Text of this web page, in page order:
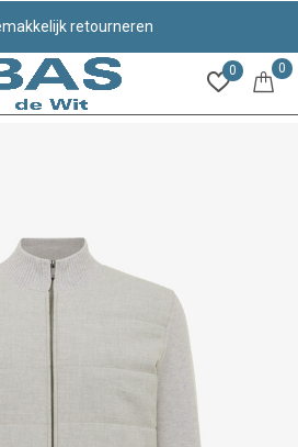
0 0
retourneren